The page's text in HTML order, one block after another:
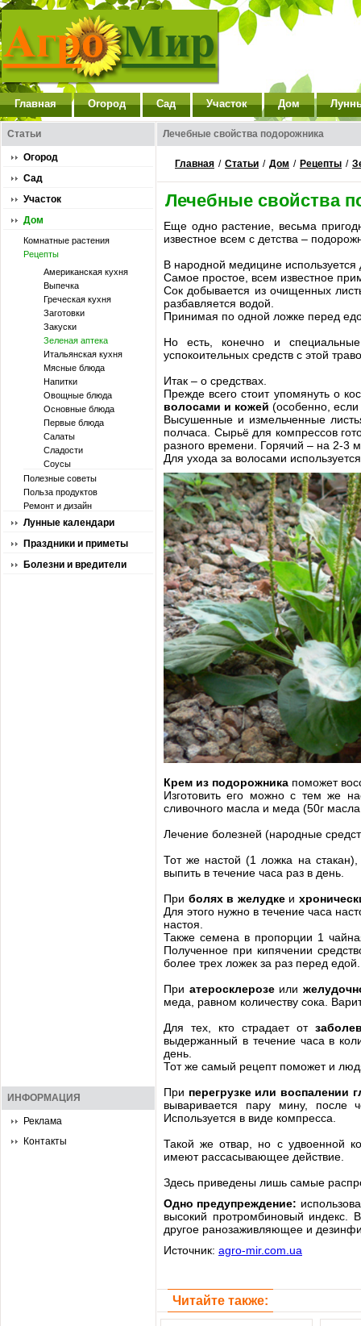
Главная Огород Сад Участок Дом
Статьи
Огород
Сад
Участок
Дом
Комнатные растения
Рецепты
Американская кухня
Выпечка
Греческая кухня
Заготовки
Закуски
Зеленая аптека
Итальянская кухня
Мясные блюда
Напитки
Овощные блюда
Основные блюда
Первые блюда
Салаты
Сладости
Соусы
Полезные советы
Польза продуктов
Ремонт и дизайн
Лунные календари
Праздники и приметы
Болезни и вредители
ИНФОРМАЦИЯ
Реклама
Контакты
Лечебные свойства подорожника
Главная / Статьи / Дом / Рецепты /
Лечебные свойства
Еще одно растение, весьма
известное всем с детства –
В народной медицине
Самое простое, всем известное
Сок добывается из очищенных
разбавляется водой.
Принимая по одной ложке перед
Но есть, конечно и
успокоительных средств с этой
Итак – о средствах.
Прежде всего стоит упомянуть о
волосами и кожей (особенно,
Высушенные и измельченные
полчаса. Сырьё для компрессов
разного времени. Горячий – на 2-3
Для ухода за волосами
Крем из подорожника поможет
Изготовить его можно с тем же
сливочного масла и меда (50г
Лечение болезней (народные
Тот же настой (1 ложка на
выпить в течение часа раз в день.
При болях в желудкеи
Для этого нужно в течение часа
настоя.
Также семена в пропорции 1
Полученное при кипячении
более трех ложек за раз перед
При атеросклерозе или
меда, равном количеству сока.
Для тех, кто страдает от
выдержанный в течение часа в
день.
Тот же самый рецепт поможет и
При перегрузке или воспалении
вываривается пару мину, после
Используется в виде компресса.
Такой же отвар, но с удвоенной
имеют рассасывающее действие.
Здесь приведены лишь самые
Одно предупреждение:
высокий протромбиновый индекс.
другое ранозаживляющее и
Источник: agro-mir.com.ua
Читайте также: